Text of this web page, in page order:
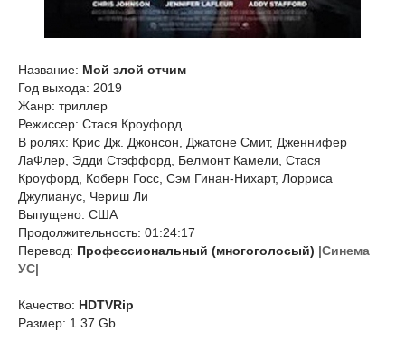
Название: Мой злой отчим
Год выхода: 2019
Жанр: триллер
Режиссер: Стася Кроуфорд
В ролях: Крис Дж. Джонсон, Джатоне Смит, Дженнифер
ЛаФлер, Эдди Стэффорд, Белмонт Камели, Стася
Кроуфорд, Коберн Госс, Сэм Гинан-Нихарт, Лорриса
Джулианус, Чериш Ли
Выпущено: США
Продолжительность: 01:24:17
Перевод: Профессиональный (многоголосый) |Синема
УС|
Качество: HDTVRip
Размер: 1.37 Gb